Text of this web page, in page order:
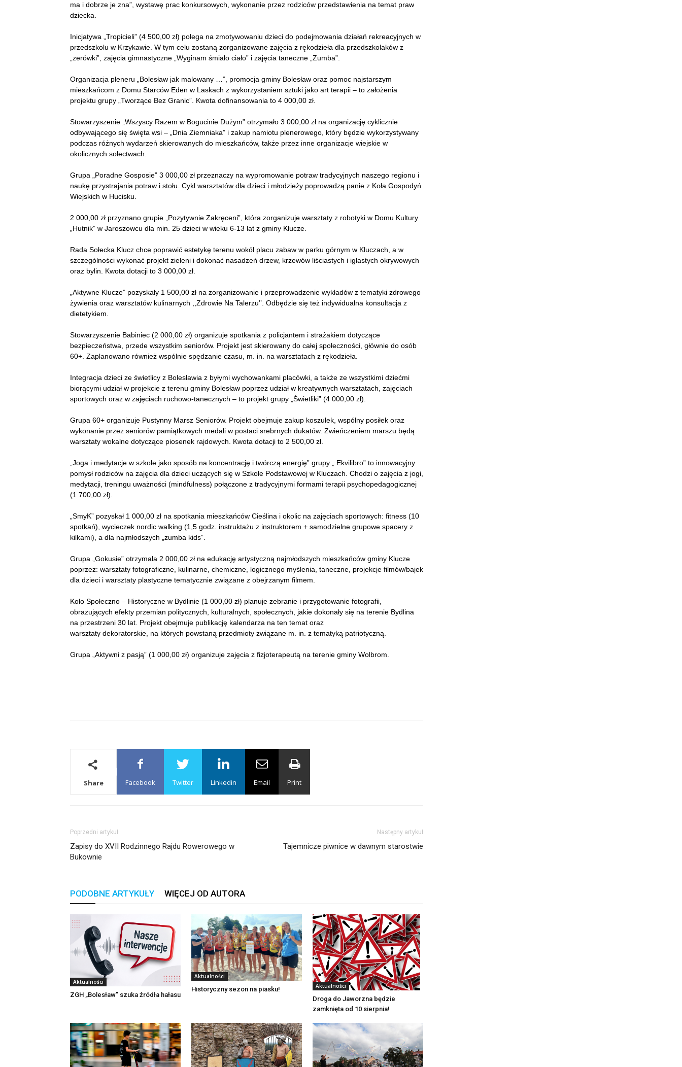
ma i dobrze je zna”, wystawę prac konkursowych, wykonanie przez rodziców przedstawienia na temat praw
dziecka.
Inicjatywa „Tropicieli” (4 500,00 zł) polega na zmotywowaniu dzieci do podejmowania działań rekreacyjnych w
przedszkolu w Krzykawie. W tym celu zostaną zorganizowane zajęcia z rękodzieła dla przedszkolaków z
„zerówki”, zajęcia gimnastyczne „Wyginam śmiało ciało” i zajęcia taneczne „Zumba”.
Organizacja pleneru „Bolesław jak malowany …”, promocja gminy Bolesław oraz pomoc najstarszym
mieszkańcom z Domu Starców Eden w Laskach z wykorzystaniem sztuki jako art terapii – to założenia
projektu grupy „Tworzące Bez Granic”. Kwota dofinansowania to 4 000,00 zł.
Stowarzyszenie „Wszyscy Razem w Bogucinie Dużym” otrzymało 3 000,00 zł na organizację cyklicznie
odbywającego się święta wsi – „Dnia Ziemniaka” i zakup namiotu plenerowego, który będzie wykorzystywany
podczas różnych wydarzeń skierowanych do mieszkańców, także przez inne organizacje wiejskie w
okolicznych sołectwach.
Grupa „Poradne Gosposie” 3 000,00 zł przeznaczy na wypromowanie potraw tradycyjnych naszego regionu i
naukę przystrajania potraw i stołu. Cykl warsztatów dla dzieci i młodzieży poprowadzą panie z Koła Gospodyń
Wiejskich w Hucisku.
2 000,00 zł przyznano grupie „Pozytywnie Zakręceni”, która zorganizuje warsztaty z robotyki w Domu Kultury
„Hutnik” w Jaroszowcu dla min. 25 dzieci w wieku 6-13 lat z gminy Klucze.
Rada Sołecka Klucz chce poprawić estetykę terenu wokół placu zabaw w parku górnym w Kluczach, a w
szczególności wykonać projekt zieleni i dokonać nasadzeń drzew, krzewów liściastych i iglastych okrywowych
oraz bylin. Kwota dotacji to 3 000,00 zł.
„Aktywne Klucze” pozyskały 1 500,00 zł na zorganizowanie i przeprowadzenie wykładów z tematyki zdrowego
żywienia oraz warsztatów kulinarnych ,,Zdrowie Na Talerzu’’. Odbędzie się też indywidualna konsultacja z
dietetykiem.
Stowarzyszenie Babiniec (2 000,00 zł) organizuje spotkania z policjantem i strażakiem dotyczące
bezpieczeństwa, przede wszystkim seniorów. Projekt jest skierowany do całej społeczności, głównie do osób
60+. Zaplanowano również wspólnie spędzanie czasu, m. in. na warsztatach z rękodzieła.
Integracja dzieci ze świetlicy z Bolesławia z byłymi wychowankami placówki, a także ze wszystkimi dziećmi
biorącymi udział w projekcie z terenu gminy Bolesław poprzez udział w kreatywnych warsztatach, zajęciach
sportowych oraz w zajęciach ruchowo-tanecznych – to projekt grupy „Świetliki” (4 000,00 zł).
Grupa 60+ organizuje Pustynny Marsz Seniorów. Projekt obejmuje zakup koszulek, wspólny posiłek oraz
wykonanie przez seniorów pamiątkowych medali w postaci srebrnych dukatów. Zwieńczeniem marszu będą
warsztaty wokalne dotyczące piosenek rajdowych. Kwota dotacji to 2 500,00 zł.
„Joga i medytacje w szkole jako sposób na koncentrację i twórczą energię” grupy „ Ekvilibro” to innowacyjny
pomysł rodziców na zajęcia dla dzieci uczących się w Szkole Podstawowej w Kluczach. Chodzi o zajęcia z jogi,
medytacji, treningu uważności (mindfulness) połączone z tradycyjnymi formami terapii psychopedagogicznej
(1 700,00 zł).
„SmyK” pozyskał 1 000,00 zł na spotkania mieszkańców Cieślina i okolic na zajęciach sportowych: fitness (10
spotkań), wycieczek nordic walking (1,5 godz. instruktażu z instruktorem + samodzielne grupowe spacery z
kilkami), a dla najmłodszych „zumba kids”.
Grupa „Gokusie” otrzymała 2 000,00 zł na edukację artystyczną najmłodszych mieszkańców gminy Klucze
poprzez: warsztaty fotograficzne, kulinarne, chemiczne, logicznego myślenia, taneczne, projekcje filmów/bajek
dla dzieci i warsztaty plastyczne tematycznie związane z obejrzanym filmem.
Koło Społeczno – Historyczne w Bydlinie (1 000,00 zł) planuje zebranie i przygotowanie fotografii,
obrazujących efekty przemian politycznych, kulturalnych, społecznych, jakie dokonały się na terenie Bydlina
na przestrzeni 30 lat. Projekt obejmuje publikację kalendarza na ten temat oraz
warsztaty dekoratorskie, na których powstaną przedmioty związane m. in. z tematyką patriotyczną.
Grupa „Aktywni z pasją” (1 000,00 zł) organizuje zajęcia z fizjoterapeutą na terenie gminy Wolbrom.
Share Facebook Twitter Linkedin Email Print
Poprzedni artykuł
Zapisy do XVII Rodzinnego Rajdu Rowerowego w
Bukownie
Następny artykuł
Tajemnicze piwnice w dawnym starostwie
PODOBNE ARTYKUŁY WIĘCEJ OD AUTORA
Aktualności
ZGH „Bolesław” szuka źródła hałasu
Aktualności
Historyczny sezon na piasku! Aktualności
Droga do Jaworzna będzie
zamknięta od 10 sierpnia!